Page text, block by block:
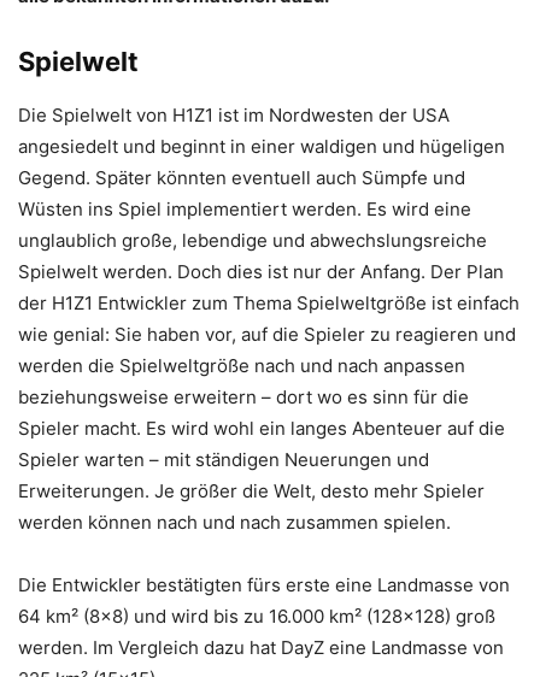
Spielwelt
Die Spielwelt von H1Z1 ist im Nordwesten der USA
angesiedelt und beginnt in einer waldigen und hügeligen
Gegend. Später könnten eventuell auch Sümpfe und
Wüsten ins Spiel implementiert werden. Es wird eine
unglaublich große, lebendige und abwechslungsreiche
Spielwelt werden. Doch dies ist nur der Anfang. Der Plan
der H1Z1 Entwickler zum Thema Spielweltgröße ist einfach
wie genial: Sie haben vor, auf die Spieler zu reagieren und
werden die Spielweltgröße nach und nach anpassen
beziehungsweise erweitern – dort wo es sinn für die
Spieler macht. Es wird wohl ein langes Abenteuer auf die
Spieler warten – mit ständigen Neuerungen und
Erweiterungen. Je größer die Welt, desto mehr Spieler
werden können nach und nach zusammen spielen.
Die Entwickler bestätigten fürs erste eine Landmasse von
64 km² (8×8) und wird bis zu 16.000 km² (128×128) groß
werden. Im Vergleich dazu hat DayZ eine Landmasse von